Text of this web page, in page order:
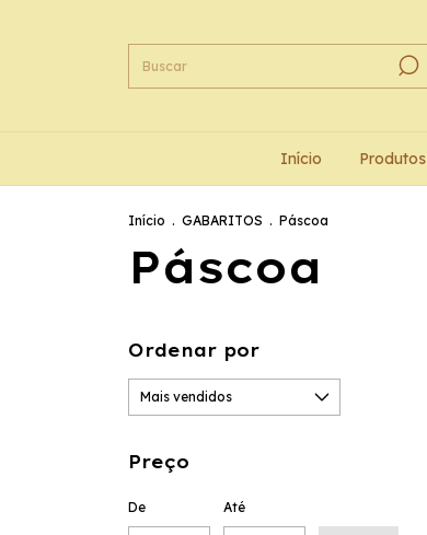
Início Produtos
Início . GABARITOS . Páscoa
Páscoa
Ordenar por
Preço
De Até